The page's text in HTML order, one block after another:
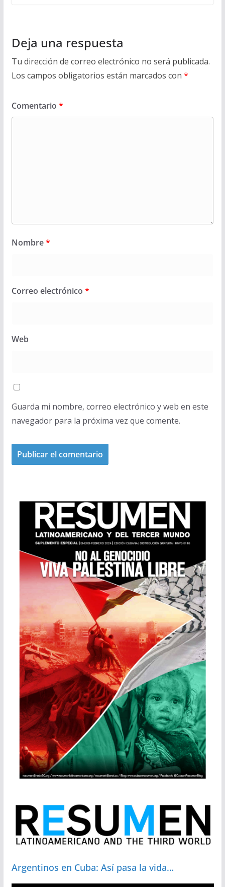
Deja una respuesta
Tu dirección de correo electrónico no será publicada.
Los campos obligatorios están marcados con *
Comentario *
Nombre*
Correo electrónico *
Web
Guarda mi nombre, correo electrónico y web en este
navegador para la próxima vez que comente.
Argentinos en Cuba: Así pasa la vida…